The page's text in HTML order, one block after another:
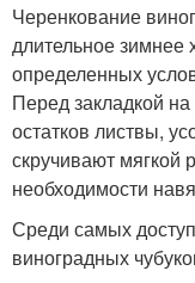
Черенкование
длительное зимнее
определенных
Перед закладкой
остатков листвы,
скручивают мягкой
необходимости
Среди самых
виноградных